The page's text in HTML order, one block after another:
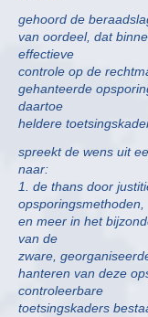
gehoord de
van oordeel, dat
effectieve
controle op de
gehanteerde
daartoe
heldere
spreekt de wens uit
naar:
1. de thans door
opsporingsmethoden,
en meer in het
van de
zware,
hanteren van deze
controleerbare
toetsingskaders